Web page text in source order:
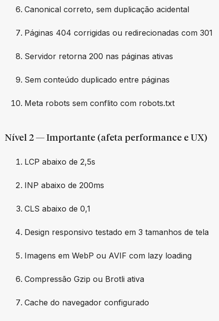
Canonical correto, sem duplicação acidental
Páginas 404 corrigidas ou redirecionadas com 301
Servidor retorna 200 nas páginas ativas
Sem conteúdo duplicado entre páginas
Meta robots sem conflito com robots.txt
Nível 2 — Importante (afeta performance e UX)
LCP abaixo de 2,5s
INP abaixo de 200ms
CLS abaixo de 0,1
Design responsivo testado em 3 tamanhos de tela
Imagens em WebP ou AVIF com lazy loading
Compressão Gzip ou Brotli ativa
Cache do navegador configurado